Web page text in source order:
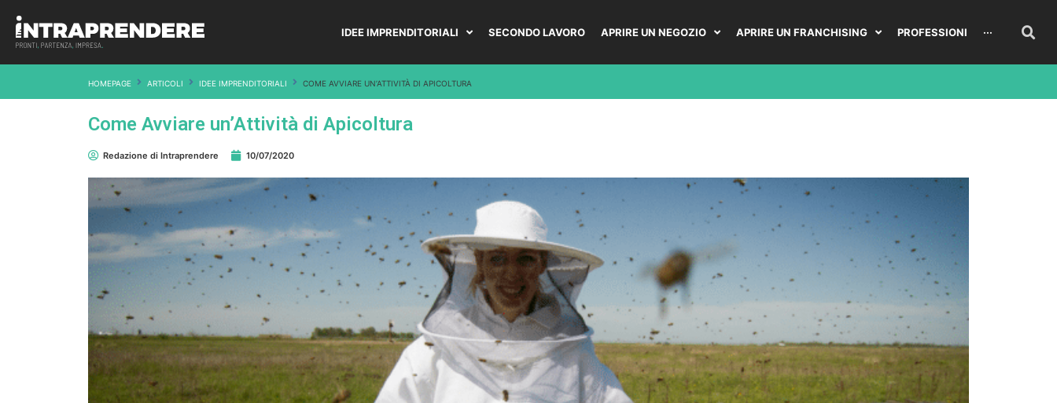
IDEE IMPRENDITORIALI SECONDO LAVORO APRIRE UN NEGOZIO APRIRE UN FRANCHISING PROFESSIONI ···
HOMEPAGE ARTICOLI IDEE IMPRENDITORIALI COME AVVIARE UN’ATTIVITÀ DI APICOLTURA
Come Avviare un’Attività di Apicoltura
Redazione di Intraprendere 10/07/2020